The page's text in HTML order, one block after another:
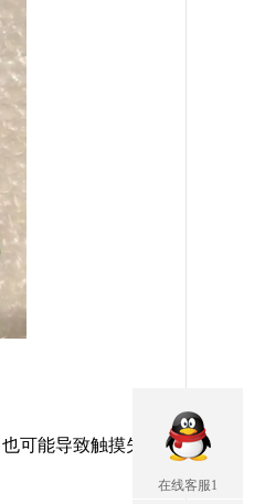
可能导致触摸失
在线客服1